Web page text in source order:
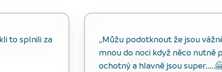
to splnili za
„Můžu podotknout že jsou
mnou do noci když něco nutně
ochotný a hlavně jsou